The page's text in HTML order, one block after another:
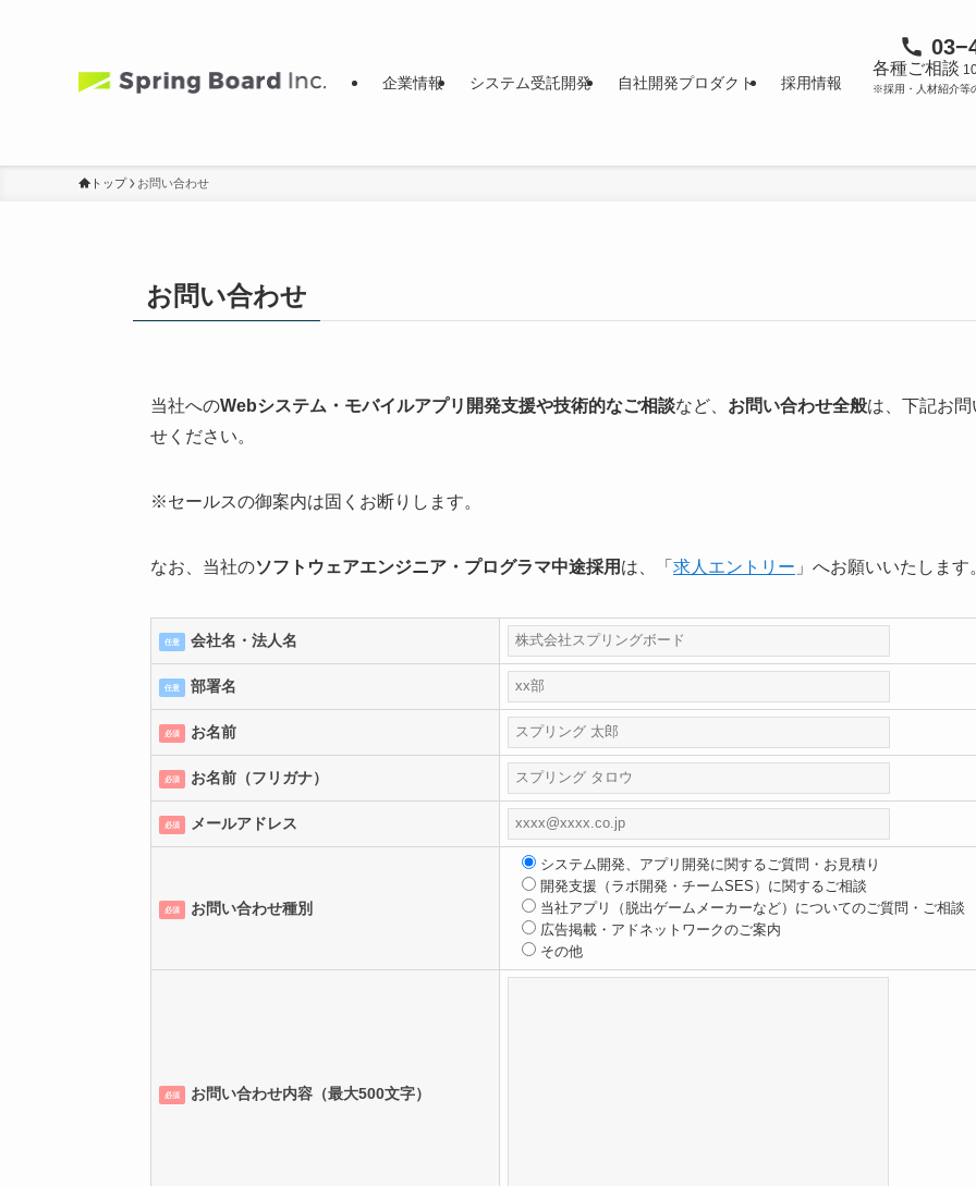
企業情報 システム受託開発 自社開発プロダクト 採用情報
03−
各種ご相談
※採用・人材紹介等
トップ お問い合わせ
お問い合わせ
当社へのWebシステム・モバイルアプリ開発支援や技術的なご相談など、 お問い合わせ全般は、下記お
せください。
※セールスの御案内は固くお断りします。
なお、当社のソフトウェアエンジニア・プログラマ中途採用 は、「 求人エントリー 」へお願いいたします
任意 会社名・法人名
任意 部署名
必須 お名前
必須 お名前（フリガナ）
必須 メールアドレス
必須 お問い合わせ種別
システム開発、アプリ開発に関するご質問・お見積り
開発支援（ラボ開発・チームSES）に関するご相談
当社アプリ（脱出ゲームメーカーなど）についてのご質問・ご相談
広告掲載・アドネットワークのご案内
その他
必須 お問い合わせ内容（最大500文字）